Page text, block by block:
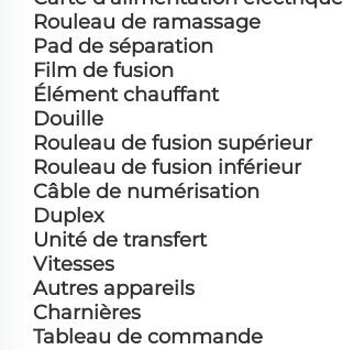
Rouleau de ramassage
Pad de séparation
Film de fusion
Élément chauffant
Douille
Rouleau de fusion supérieur
Rouleau de fusion inférieur
Câble de numérisation
Duplex
Unité de transfert
Vitesses
Autres appareils
Charnières
Tableau de commande